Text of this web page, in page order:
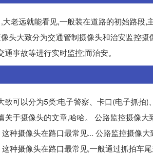
老远就能看见,一般装在道路的初始路段,
头大致分为交通管制摄像头和治安监控
事故等进行实时监控;而治安。
可以分为5类:电子警察、卡口(电子抓拍
于摄像头的文章,哈哈。 公路监控摄像
种摄像头在路口最常见... 公路监控摄像
种摄像头在路口最常见,一般通过抓拍车尾